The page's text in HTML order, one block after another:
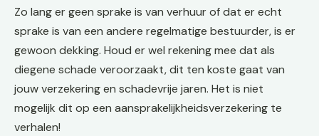
Zo lang er geen sprake is van verhuur of dat er echt
sprake is van een andere regelmatige bestuurder, is er
gewoon dekking. Houd er wel rekening mee dat als
diegene schade veroorzaakt, dit ten koste gaat van
jouw verzekering en schadevrije jaren. Het is niet
mogelijk dit op een aansprakelijkheidsverzekering te
verhalen!